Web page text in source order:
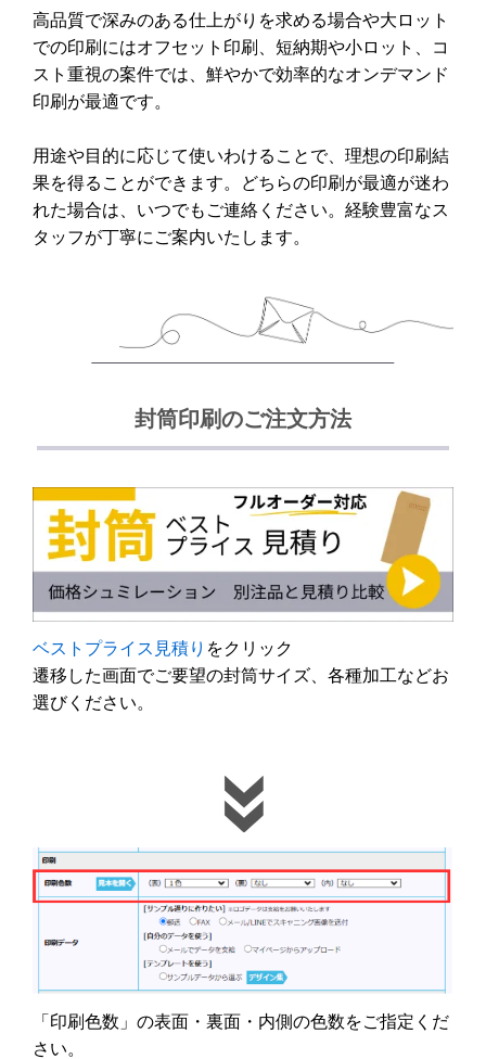
高品質で深みのある仕上がりを求める場合や大ロット
での印刷にはオフセット印刷、短納期や小ロット、コ
スト重視の案件では、鮮やかで効率的なオンデマンド
印刷が最適です。
用途や目的に応じて使いわけることで、理想の印刷結
果を得ることができます。どちらの印刷が最適が迷わ
れた場合は、いつでもご連絡ください。経験豊富なス
タッフが丁寧にご案内いたします。
封筒印刷のご注文方法
ベストプライス見積り をクリック
遷移した画面でご要望の封筒サイズ、各種加工などお
選びください。
「印刷色数」の表面・裏面・内側の色数をご指定くだ
さい。